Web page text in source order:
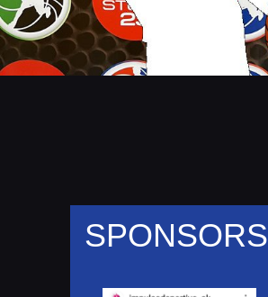
SPONSORS